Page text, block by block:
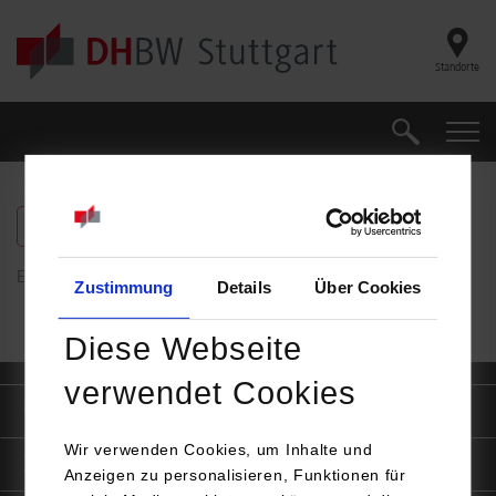
Zustimmung Details Über Cookies
Diese Webseite
verwendet Cookies
Wir verwenden Cookies, um Inhalte und
Anzeigen zu personalisieren, Funktionen für
Skip to main content
Standorte
Suche
freie Plätze anzeigen
Es wurden keine Ergebnisse gefunden
Informationen für